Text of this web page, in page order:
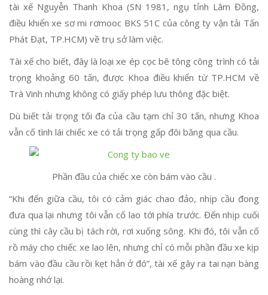
tài xế Nguyễn Thanh Khoa (SN 1981, ngụ tỉnh Lâm Đồng,
điều khiển xe sơ mi rơmooc BKS 51C của công ty vận tải Tấn
Phát Đạt, TP.HCM) về trụ sở làm việc.
Tài xế cho biết, đây là loại xe ép cọc bê tông công trình có tải
trọng khoảng 60 tấn, được Khoa điều khiển từ TP.HCM về
Trà Vinh nhưng không có giấy phép lưu thông đặc biệt.
Dù biết tải trọng tối đa của cầu tạm chỉ 30 tấn, nhưng Khoa
vẫn cố tình lái chiếc xe có tải trọng gấp đôi băng qua cầu.
Phần đầu của chiếc xe còn bám vào cầu .
“Khi đến giữa cầu, tôi có cảm giác chao đảo, nhịp cầu đong
đưa qua lại nhưng tôi vẫn cố lao tới phía trước. Đến nhịp cuối
cùng thì cây cầu bị tách rời, rơi xuống sông. Khi đó, tôi vẫn cố
rồ máy cho chiếc xe lao lên, nhưng chỉ có mỗi phần đầu xe kịp
bám vào đầu cầu rồi kẹt hẳn ở đó”, tài xế gây ra tai nạn bàng
hoàng nhớ lại.